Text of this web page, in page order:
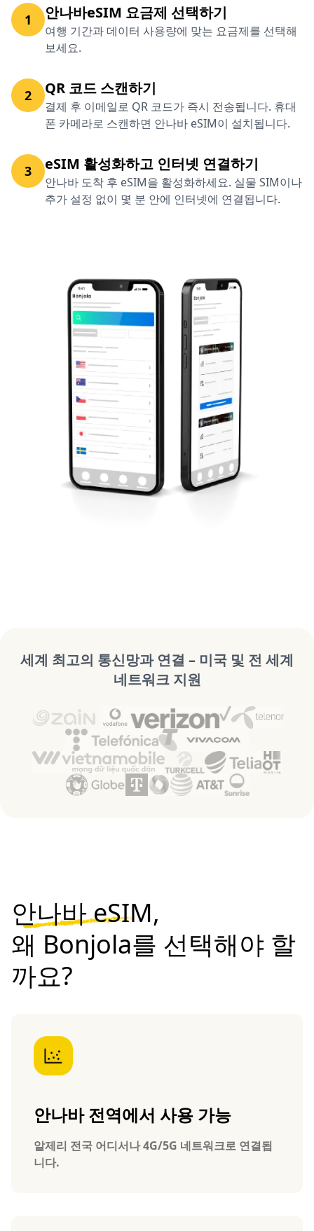
1 안나바eSIM 요금제 선택하기
여행 기간과 데이터 사용량에 맞는 요금제를 선택해
보세요.
2 QR 코드 스캔하기
결제 후 이메일로 QR 코드가 즉시 전송됩니다. 휴대
폰 카메라로 스캔하면 안나바 eSIM이 설치됩니다.
3 eSIM 활성화하고 인터넷 연결하기
안나바 도착 후 eSIM을 활성화하세요. 실물 SIM이나
추가 설정 없이 몇 분 안에 인터넷에 연결됩니다.
세계 최고의 통신망과 연결 – 미국 및 전 세계
네트워크 지원
안나바 eSIM,
왜 Bonjola를 선택해야 할
까요?
안나바 전역에서 사용 가능
알제리 전국 어디서나 4G/5G 네트워크로 연결됩
니다.